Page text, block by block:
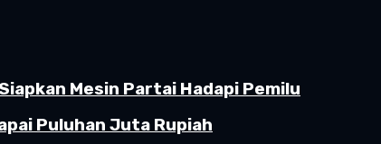
Mesin Partai Hadapi Pemilu
Puluhan Juta Rupiah